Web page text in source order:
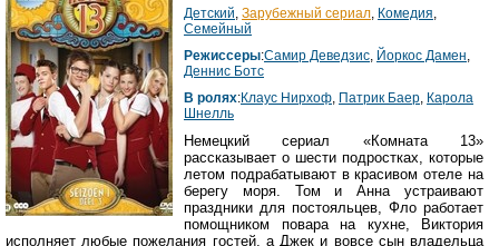
Детский, Зарубежный сериал, Комедия,
Семейный
Режиссеры:Самир Деведзиc, Йоркос Дамен,
Деннис Ботс
В ролях:Клаус Нирхоф, Патрик Баер, Карола
Шнелль
Немецкий сериал «Комната 13»
рассказывает о шести подростках, которые
летом подрабатывают в красивом отеле на
берегу моря. Том и Анна устраивают
праздники для постояльцев, Фло работает
помощником повара на кухне, Виктория
исполняет любые пожелания гостей, а Джек и вовсе сын владельца